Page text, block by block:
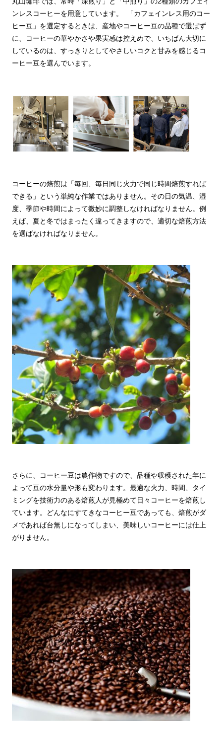
ンレスコーヒーを用意しています。 「カフェインレス用のコー
ヒー豆」を選定するときは、産地やコーヒー豆の品種で選ばず
に、コーヒーの華やかさや果実感は控えめで、いちばん大切に
しているのは、すっきりとしてやさしいコクと甘みを感じるコ
ーヒー豆を選んでいます。
コーヒーの焙煎は「毎回、毎日同じ火力で同じ時間焙煎すれば
できる」という単純な作業ではありません。その日の気温、湿
度、季節や時間によって微妙に調整しなければなりません。例
えば、夏と冬ではまったく違ってきますので、適切な焙煎方法
を選ばなければなりません。
さらに、コーヒー豆は農作物ですので、品種や収穫された年に
よって豆の水分量や形も変わります。最適な火力、時間、タイ
ミングを技術力のある焙煎人が見極めて日々コーヒーを焙煎し
ています。どんなにすてきなコーヒー豆であっても、焙煎がダ
メであれば台無しになってしまい、美味しいコーヒーには仕上
がりません。